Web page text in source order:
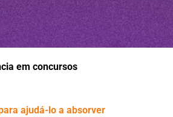
em concursos
ajudá-lo a absorver